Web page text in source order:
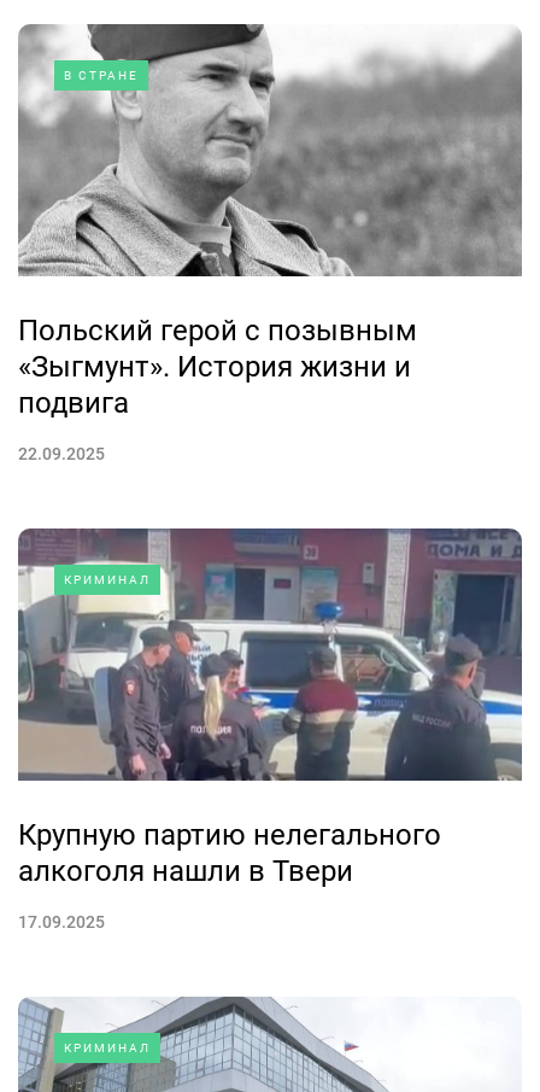
В СТРАНЕ
Польский герой с позывным
«Зыгмунт». История жизни и
подвига
22.09.2025
КРИМИНАЛ
Крупную партию нелегального
алкоголя нашли в Твери
17.09.2025
КРИМИНАЛ